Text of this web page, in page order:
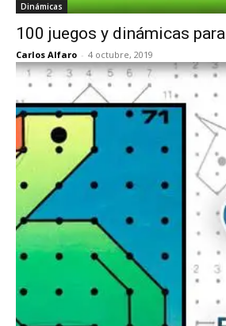
Dinámicas
100 juegos y dinámicas
Carlos Alfaro - 4 octubre, 2019